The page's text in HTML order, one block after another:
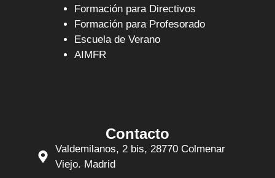
Formación para Directivos
Formación para Profesorado
Escuela de Verano
AIMFR
Contacto
Valdemilanos, 2 bis, 28770 Colmenar
Viejo. Madrid